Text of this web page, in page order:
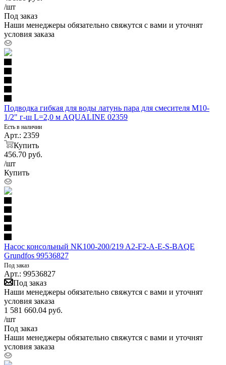
/шт
Под заказ
Наши менеджеры обязательно свяжутся с вами и уточнят
условия заказа
Подводка гибкая для воды латунь пара для смесителя M10-
1/2" г-ш L=2,0 м AQUALINE 02359
Есть в наличии
Арт.: 2359
Купить
456.70 руб.
/шт
Купить
Насос консольный NK100-200/219 A2-F2-A-E-S-BAQE
Grundfos 99536827
Под заказ
Арт.: 99536827
Под заказ
Наши менеджеры обязательно свяжутся с вами и уточнят
условия заказа
1 581 660.04 руб.
/шт
Под заказ
Наши менеджеры обязательно свяжутся с вами и уточнят
условия заказа